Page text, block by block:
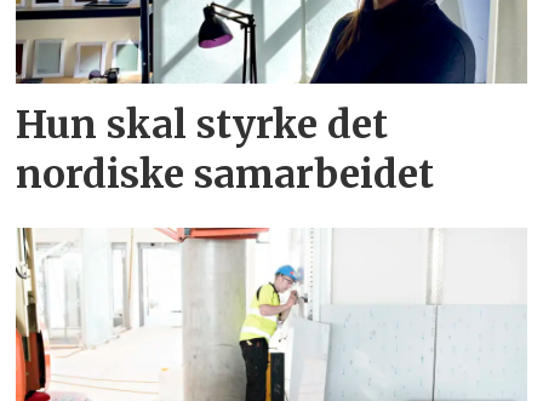
Hun skal styrke det
nordiske samarbeidet